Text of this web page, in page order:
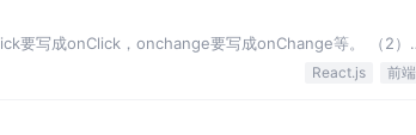
要写成onClick，onchange要写成onChange等。 （2）
定一个点击…
React.js 前端